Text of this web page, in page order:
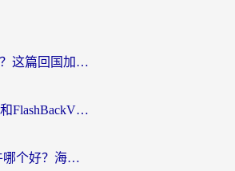
美国看世界杯总卡？这篇回国加速器指南帮你无缝刷国内资源（附苹果手机VPN设置步骤）
穿梭VPN好用吗？和FlashBackVPN对比哪个回国效果更好？
Quickback和小黑牛哪个好？海外党亲测指南，选对回国加速器秒回国内